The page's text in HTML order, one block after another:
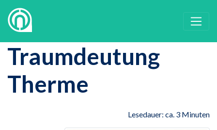
Traumdeutung
Therme
Lesedauer: ca. 3 Minuten